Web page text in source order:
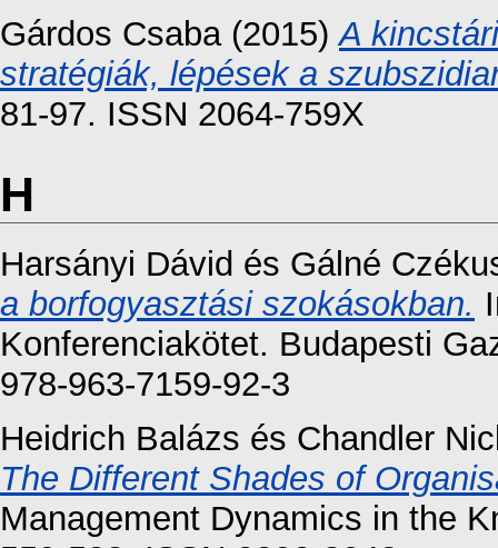
Gárdos Csaba(2015)A
stratégiák, lépések a
81-97. ISSN 2064-759X
H
Harsányi Dávid és Gálné
a borfogyasztási szokásokban.
Konferenciakötet. Budapesti
978-963-7159-92-3
Heidrich Balázs és Chandler
The Different Shades of
Management Dynamics in the